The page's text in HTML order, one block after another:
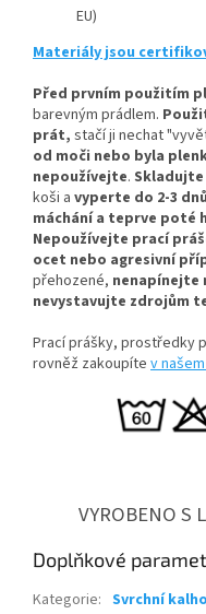
EU)
Materiály jsou
Před prvním použitím
barevným prádlem.
prát, stačí ji nechat
od moči nebo byla
nepoužívejte. Skladujte
koši a vyperte do 2-3
máchání a teprve poté
Nepoužívejte prací
ocet nebo agresivní
přehozené, nenapínejte
nevystavujte zdrojům
Prací prášky, prostředky
rovněž zakoupíte v
VYROBENO S
Doplňkové
Kategorie: Svrchní